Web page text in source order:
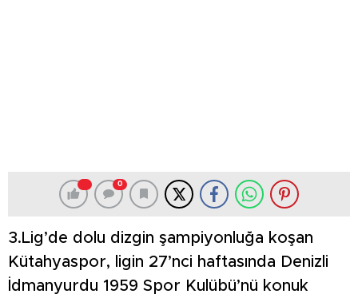
0
3.Lig’de dolu dizgin şampiyonluğa koşan
Kütahyaspor, ligin 27’nci haftasında Denizli
İdmanyurdu 1959 Spor Kulübü’nü konuk